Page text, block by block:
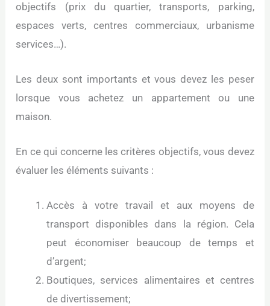
objectifs (prix du quartier, transports, parking,
espaces verts, centres commerciaux, urbanisme
services…).
Les deux sont importants et vous devez les peser
lorsque vous achetez un appartement ou une
maison.
En ce qui concerne les critères objectifs, vous devez
évaluer les éléments suivants :
Accès à votre travail et aux moyens de
transport disponibles dans la région. Cela
peut économiser beaucoup de temps et
d’argent;
Boutiques, services alimentaires et centres
de divertissement;